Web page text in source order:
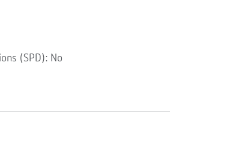
(SPD): No